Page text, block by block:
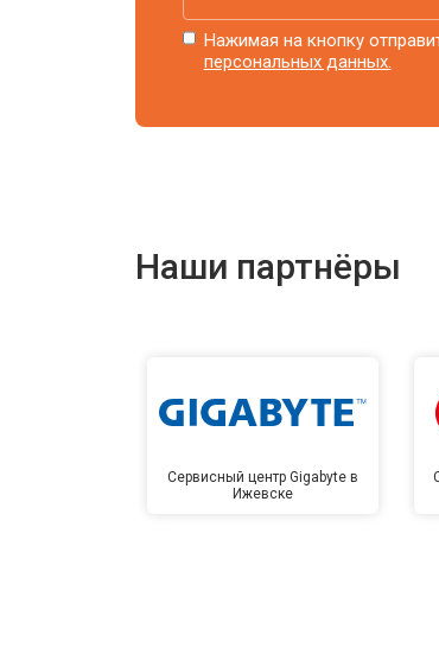
Нажимая на кнопку
персональных данных.
Наши партнёры
Сервисный центр Gigabyte в
Ижевске